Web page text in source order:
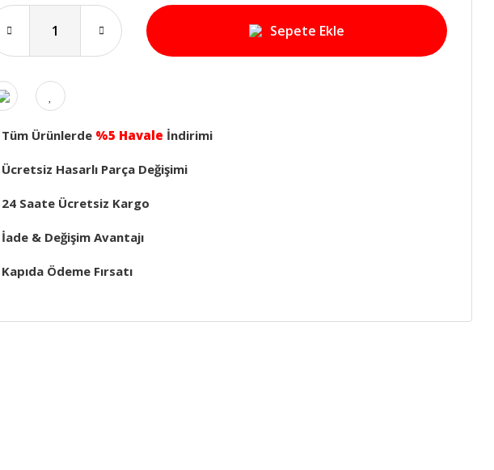
Sepete Ekle
Tüm Ürünlerde %5 Havale İndirimi
Ücretsiz Hasarlı Parça Değişimi
24 Saate Ücretsiz Kargo
İade & Değişim Avantajı
Kapıda Ödeme Fırsatı